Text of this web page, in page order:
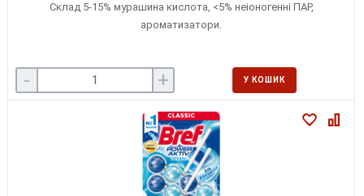
Склад 5-15% мурашина кислота, <5% неіоногенні ПАР,
ароматизатори.
- + У КОШИК